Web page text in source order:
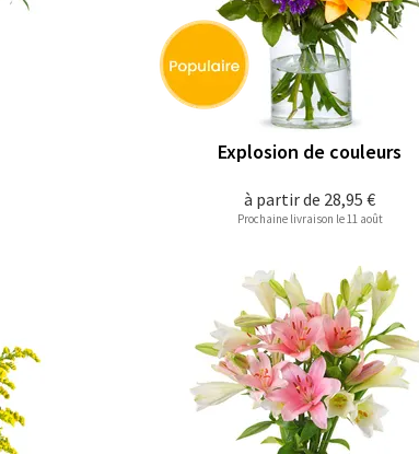
à partir de 28,95 €
Explosion de couleurs
Prochaine livraison le 11 août